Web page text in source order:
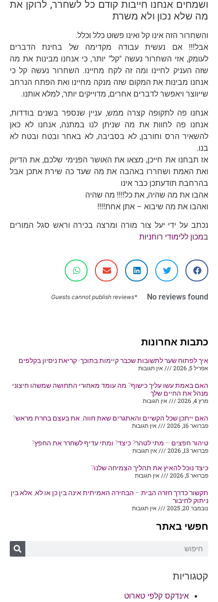
כתבות אחרונות
איך לפתוח שער לתשובות שכבר קיימות בתוכך- קריאת ניסיון בקלפים
אפריל 5, 2026
אין תגובות
האם באמת עשו עליך כישוף? מה עומד מאחורי התחושה שמשהו חיצוני
מנהל את החיים שלך
מרץ 4, 2026
אין תגובות
האם ייתכן שכל הקשיים והאתגרים שאת חווה, את בעצם בחרת מראש?
פברואר 16, 2026
אין תגובות
טיהור חפצים – מתי לטהר? כיצד? ומתי עדיף לשחרר את החפץ?
פברואר 13, 2026
אין תגובות
כיצד נוכל להאיץ את תהליך הצמיחה שלנו?
פברואר 5, 2026
אין תגובות
תקשור כדרך חזרה הבית – הבחירה האמיתית אינה בין כן או לא, אלא בין
ניתוק לחיבור
נובמבר 20, 2025
אין תגובות
חפשי באתר
קטגוריות
אינדקס קלפי טארוט
ושמחים אנחנו חייבות קודם כל לשחרר, לרוקן את
מה שלא נכון ולא משרת
והשחרור הזה אינו קל ואינו פשוט כלל וכלל.
אבל!!! אם נעשית עבודה מקדימה של בחינת הדברים
לעומק, אזי השחרור נעשה "קל" יותר, כי אנחנו מבינות את מה
שזה העניק לחיינו ומה זה לקח מחיינו. השחרור נעשה קל כי
אנחנו מבינות את המקום שזה מנקה מחיינו ואת הפתח הנרחב
שייווצר ויאפשר לדברים אחרים, מדוייקים יותר, למלא אותנו.
אנחנו פה לתקופה קצרה ממש, עניין שנספר בשנים בודדות,
אנחנו פה לחוות את מה שניתן לנו במתנה, אנחנו לא כאן
להשאיר הרס וחורבן, לא בסביבה, לא באחר ובטח ובטח לא
בנו.
אז תבחנו את חייכן, מצאו את האושר הפנימי שלכם, את הדיוק
ואת האמת ושחררו באהבה את מה שעד כה שירת אתכן אבל
בהרחבת תודעתכן כבר אינו
אהבו את מה שהיה, את כל!!!! מה שהיה
ואהבו את מה שיבוא – אתן אחת!!!!
נכתב על ידי יעל צור מורה ומרצה בכירה וראש סגל המורים
במכון ללימודי רוחניות
No reviews found
*Guests cannot publish reviews